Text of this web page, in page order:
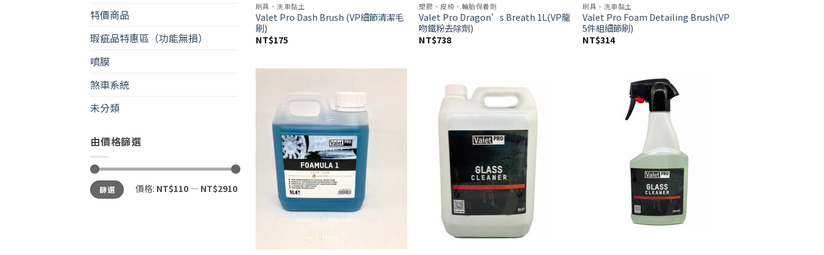
特價商品
瑕疵品特惠區（功能無損）
噴膜
煞車系統
未分類
由價格篩選
最
低
價
最
高
價
篩選 價格: NT$110 — NT$2910
刷具、洗車黏土
Valet Pro Dash Brush (VP細節清潔毛
刷)
NT$175
塑膠、皮椅、輪胎保養劑
Valet Pro Dragon’s Breath 1L(VP龍
吻鐵粉去除劑)
NT$738
刷具、洗車黏土
Valet Pro Foam Detailing Brush(VP
5件組細節刷)
NT$314